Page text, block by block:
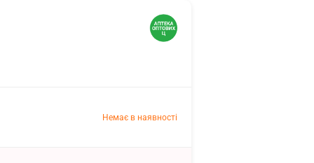
Немає в наявності